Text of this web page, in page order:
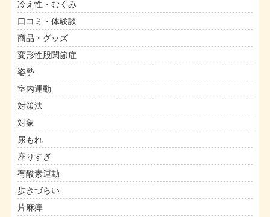
冷え性・むくみ
口コミ・体験談
商品・グッズ
変形性股関節症
姿勢
室内運動
対策法
対象
尿もれ
座りすぎ
有酸素運動
歩きづらい
片麻痺